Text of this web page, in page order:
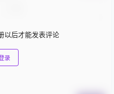
以后才能发表评论
录